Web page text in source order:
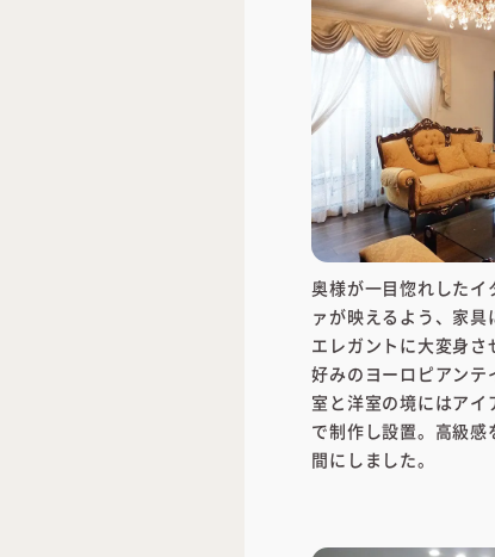
奥様が一目惚れしたイ
ァが映えるよう、家具
エレガントに大変身さ
好みのヨーロピアンテ
室と洋室の境にはアイ
で制作し設置。高級感
間にしました。